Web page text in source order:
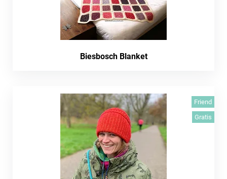
Biesbosch Blanket
Friend
Gratis